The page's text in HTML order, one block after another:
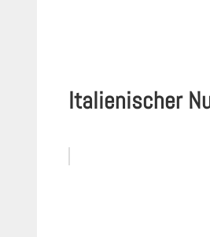
Italienischer